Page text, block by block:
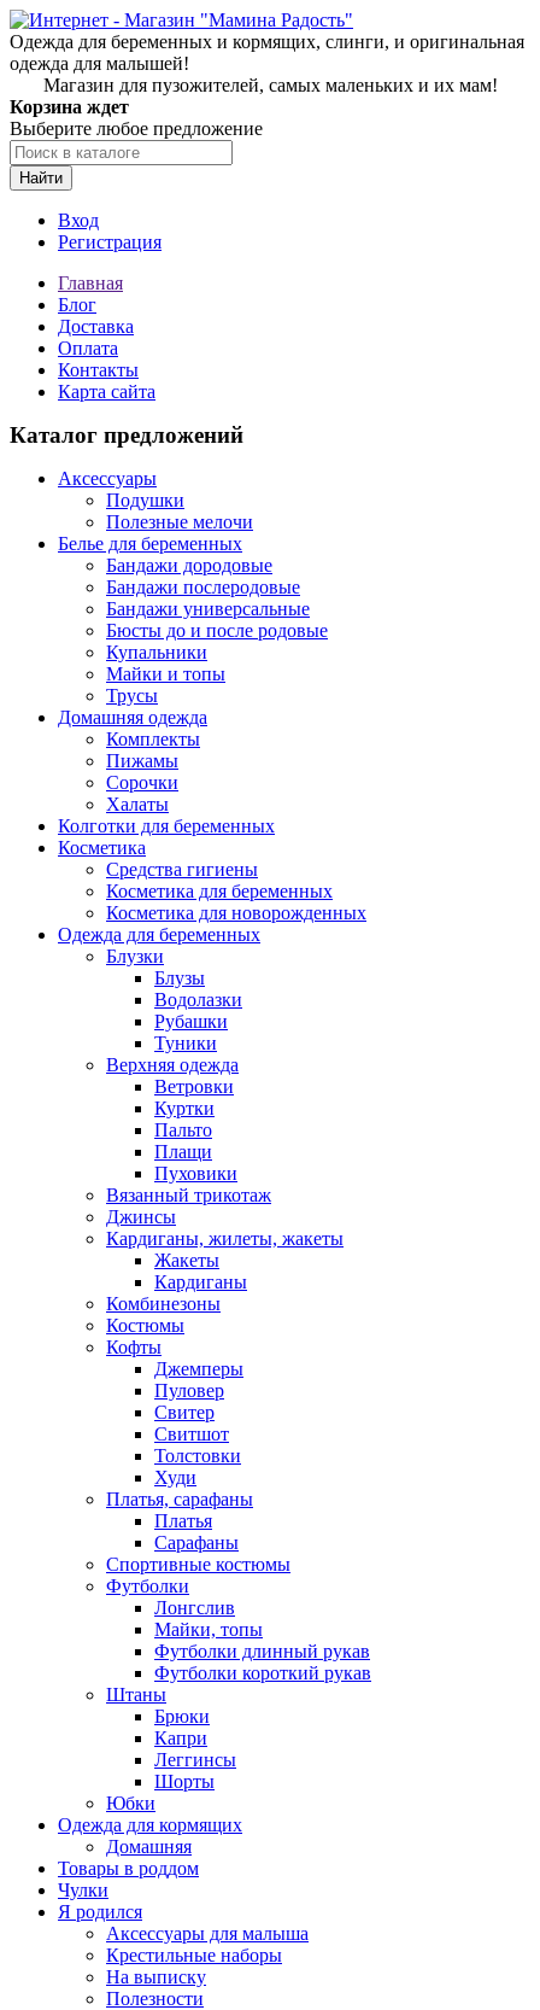
Одежда для беременных и кормящих, слинги, и оригинальная
одежда для малышей!
Магазин для пузожителей, самых маленьких и их мам!
Корзина ждет
Выберите любое предложение
Найти
Вход
Регистрация
Главная
Блог
Доставка
Оплата
Контакты
Карта сайта
Каталог предложений
Аксессуары
Подушки
Полезные мелочи
Белье для беременных
Бандажи дородовые
Бандажи послеродовые
Бандажи универсальные
Бюсты до и после родовые
Купальники
Майки и топы
Трусы
Домашняя одежда
Комплекты
Пижамы
Сорочки
Халаты
Колготки для беременных
Косметика
Cредства гигиены
Косметика для беременных
Косметика для новорожденных
Одежда для беременных
Блузки
Блузы
Водолазки
Рубашки
Туники
Верхняя одежда
Ветровки
Куртки
Пальто
Плащи
Пуховики
Вязанный трикотаж
Джинсы
Кардиганы, жилеты, жакеты
Жакеты
Кардиганы
Комбинезоны
Костюмы
Кофты
Джемперы
Пуловер
Свитер
Свитшот
Толстовки
Худи
Платья, сарафаны
Платья
Сарафаны
Спортивные костюмы
Футболки
Лонгслив
Майки, топы
Футболки длинный рукав
Футболки короткий рукав
Штаны
Брюки
Капри
Леггинсы
Шорты
Юбки
Одежда для кормящих
Домашняя
Товары в роддом
Чулки
Я родился
Аксессуары для малыша
Крестильные наборы
На выписку
Полезности